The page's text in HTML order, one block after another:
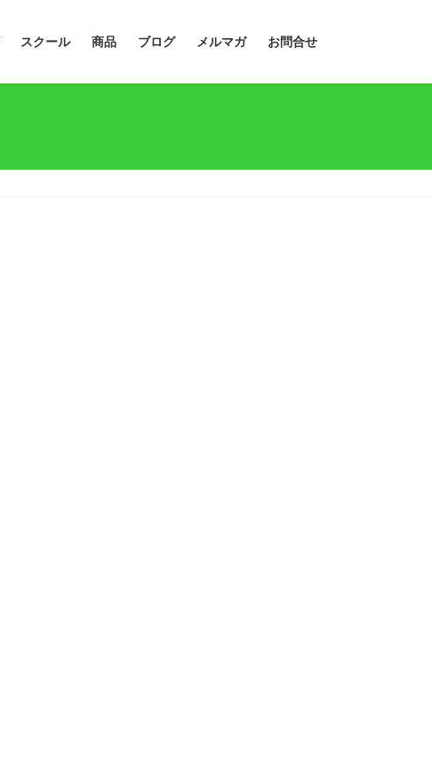
スクール 商品 ブログ メルマガ お問合せ